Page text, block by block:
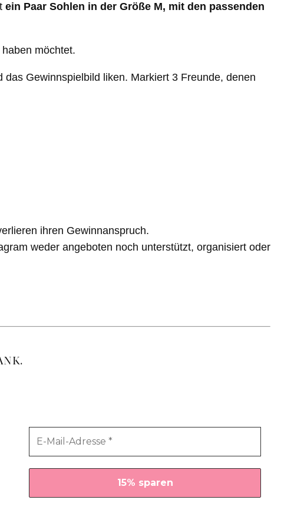
ein Paar Sohlen in der Größe M, mit den passenden
möchtet.
das Gewinnspielbild liken. Markiert 3 Freunde, denen
ihren Gewinnanspruch.
weder angeboten noch unterstützt, organisiert oder